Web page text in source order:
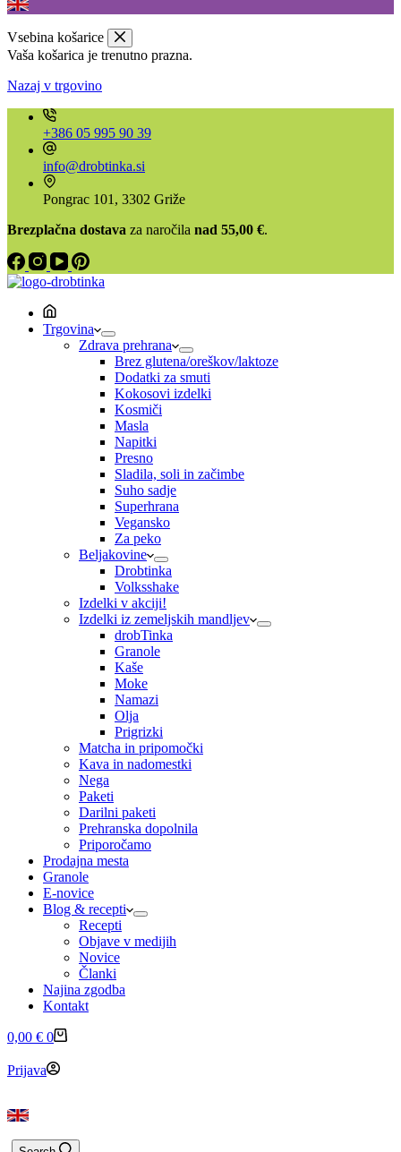
Vsebina košarice
Vaša košarica je trenutno prazna.
Nazaj v trgovino
+386 05 995 90 39
info@drobtinka.si
Pongrac 101, 3302 Griže
Brezplačna dostava za naročila nad 55,00 €.
Trgovina
Zdrava prehrana
Brez glutena/oreškov/laktoze
Dodatki za smuti
Kokosovi izdelki
Kosmiči
Masla
Napitki
Presno
Sladila, soli in začimbe
Suho sadje
Superhrana
Vegansko
Za peko
Beljakovine
Drobtinka
Volksshake
Izdelki v akciji!
Izdelki iz zemeljskih mandljev
drobTinka
Granole
Kaše
Moke
Namazi
Olja
Prigrizki
Matcha in pripomočki
Kava in nadomestki
Nega
Paketi
Darilni paketi
Prehranska dopolnila
Priporočamo
Prodajna mesta
Granole
E-novice
Blog & recepti
Recepti
Objave v medijih
Novice
Članki
Najina zgodba
Kontakt
Shopping
0,00 € 0
Prijava